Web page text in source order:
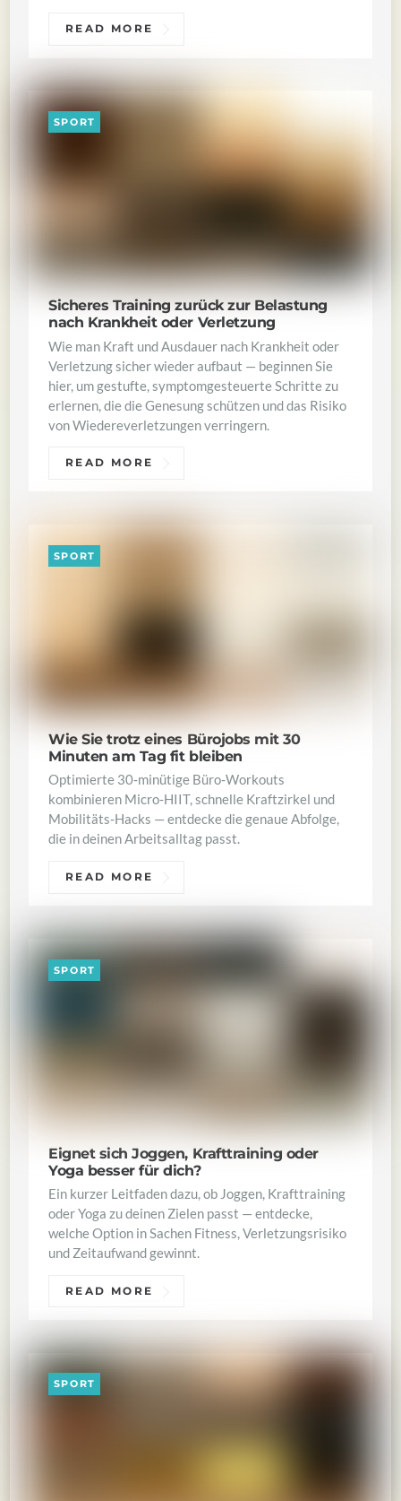
READ MORE
Sicheres Training zurück zur Belastung
nach Krankheit oder Verletzung
SPORT
Wie man Kraft und Ausdauer nach Krankheit oder
Verletzung sicher wieder aufbaut — beginnen Sie
hier, um gestufte, symptomgesteuerte Schritte zu
erlernen, die die Genesung schützen und das Risiko
von Wiedereverletzungen verringern.
READ MORE
Wie Sie trotz eines Bürojobs mit 30
Minuten am Tag fit bleiben
SPORT
Optimierte 30‑minütige Büro‑Workouts
kombinieren Micro‑HIIT, schnelle Kraftzirkel und
Mobilitäts‑Hacks — entdecke die genaue Abfolge,
die in deinen Arbeitsalltag passt.
READ MORE
Eignet sich Joggen, Krafttraining oder
Yoga besser für dich?
SPORT
Ein kurzer Leitfaden dazu, ob Joggen, Krafttraining
oder Yoga zu deinen Zielen passt — entdecke,
welche Option in Sachen Fitness, Verletzungsrisiko
und Zeitaufwand gewinnt.
READ MORE
SPORT